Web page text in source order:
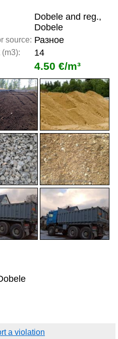
Dobele and reg.,
Dobele
source: Разное
14
4.50 €/m³
a violation